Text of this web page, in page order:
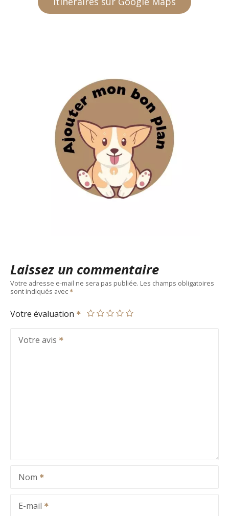
Laissez un commentaire
Votre adresse e-mail ne sera pas publiée. Les champs obligatoires
sont indiqués avec
Votre évaluation
Votre avis
Nom
E-mail